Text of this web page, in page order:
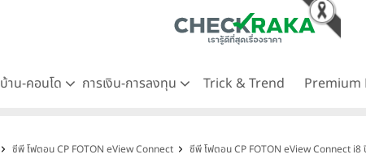
บ้าน-คอนโด การเงิน-การลงทุน Trick & Trend Premium
ซีพี โฟตอน CP FOTON eView Connect ซีพี โฟตอน CP FOTON eView Connect i8